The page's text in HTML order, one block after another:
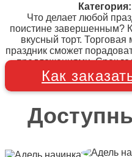
Категория:
Что делает любой
поистине завершенным?
вкусный торт.
праздник сможет
предложениями. Срок
Как